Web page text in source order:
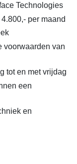
Technologies
per maand
voorwaarden van
tot en met vrijdag
een
en